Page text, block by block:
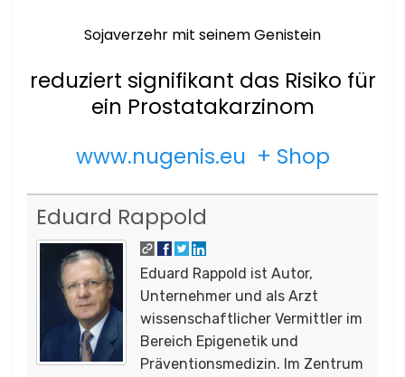
Sojaverzehr mit seinem Genistein
reduziert signifikant das Risiko für
ein Prostatakarzinom
www.nugenis.eu + Shop
Eduard Rappold
Eduard Rappold ist Autor,
Unternehmer und als Arzt
wissenschaftlicher Vermittler im
Bereich Epigenetik und
Präventionsmedizin. Im Zentrum